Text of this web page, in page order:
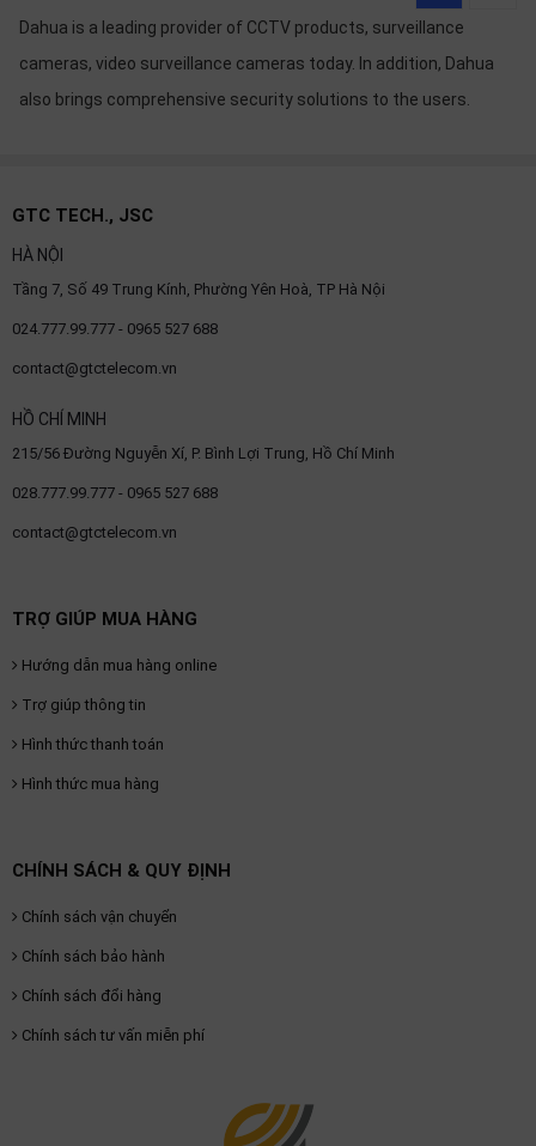
Dahua is a leading provider of CCTV products, surveillance
cameras, video surveillance cameras today. In addition, Dahua
also brings comprehensive security solutions to the users.
GTC TECH., JSC
HÀ NỘI
Tầng 7, Số 49 Trung Kính, Phường Yên Hoà, TP Hà Nội
024.777.99.777 - 0965 527 688
contact@gtctelecom.vn
HỒ CHÍ MINH
215/56 Đường Nguyễn Xí, P. Bình Lợi Trung, Hồ Chí Minh
028.777.99.777 - 0965 527 688
contact@gtctelecom.vn
TRỢ GIÚP MUA HÀNG
Hướng dẫn mua hàng online
Trợ giúp thông tin
Hình thức thanh toán
Hình thức mua hàng
CHÍNH SÁCH & QUY ĐỊNH
Chính sách vận chuyển
Chính sách bảo hành
Chính sách đổi hàng
Chính sách tư vấn miễn phí